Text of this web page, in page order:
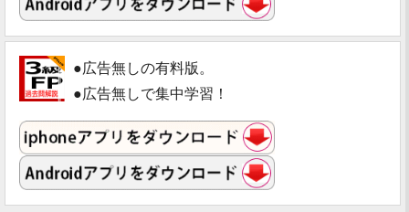
●広告無しの有料版。
●広告無しで集中学習！